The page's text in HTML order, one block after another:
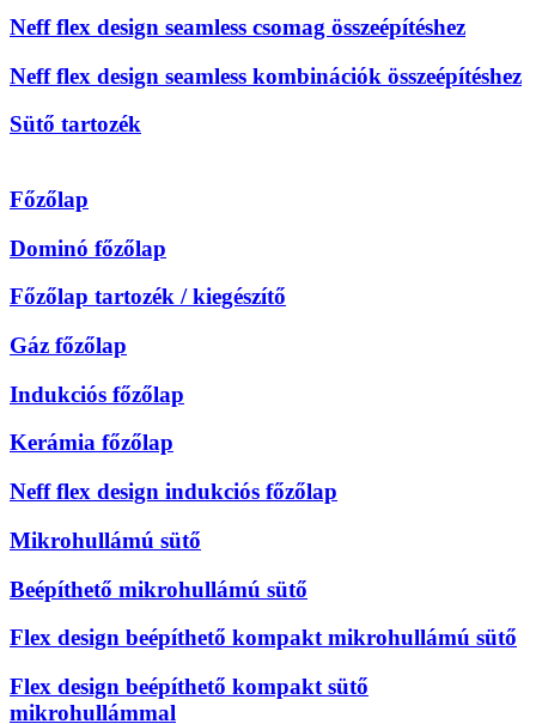
Neff flex design seamless csomag összeépítéshez
Neff flex design seamless kombinációk összeépítéshez
Sütő tartozék
Főzőlap
Dominó főzőlap
Főzőlap tartozék / kiegészítő
Gáz főzőlap
Indukciós főzőlap
Kerámia főzőlap
Neff flex design indukciós főzőlap
Mikrohullámú sütő
Beépíthető mikrohullámú sütő
Flex design beépíthető kompakt mikrohullámú sütő
Flex design beépíthető kompakt sütő
mikrohullámmal